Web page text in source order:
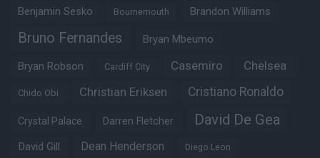
Benjamin Sesko Bournemouth Brandon Williams
Bruno Fernandes Bryan Mbeumo
Bryan Robson Cardiff City Casemiro Chelsea
Chido Obi Christian Eriksen Cristiano Ronaldo
Crystal Palace Darren Fletcher David De Gea
David Gill Dean Henderson Diego Leon